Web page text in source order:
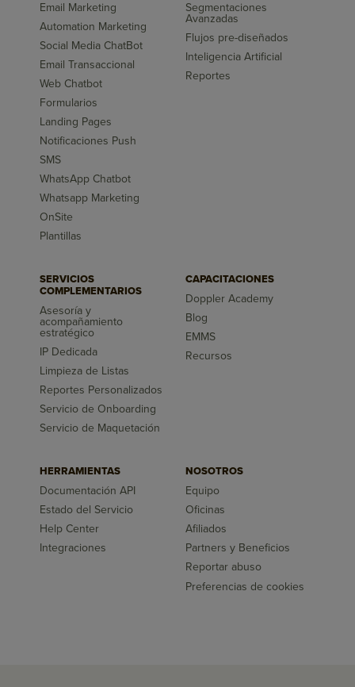
Email Marketing
Automation Marketing
Social Media ChatBot
Email Transaccional
Web Chatbot
Formularios
Landing Pages
Notificaciones Push
SMS
WhatsApp Chatbot
Whatsapp Marketing
OnSite
Plantillas
Segmentaciones
Avanzadas
Flujos pre-diseñados
Inteligencia Artificial
Reportes
SERVICIOS
COMPLEMENTARIOS
Asesoría y
acompañamiento
estratégico
IP Dedicada
Limpieza de Listas
Reportes Personalizados
Servicio de Onboarding
Servicio de Maquetación
CAPACITACIONES
Doppler Academy
Blog
EMMS
Recursos
HERRAMIENTAS
Documentación API
Estado del Servicio
Help Center
Integraciones
NOSOTROS
Equipo
Oficinas
Afiliados
Partners y Beneficios
Reportar abuso
Preferencias de cookies